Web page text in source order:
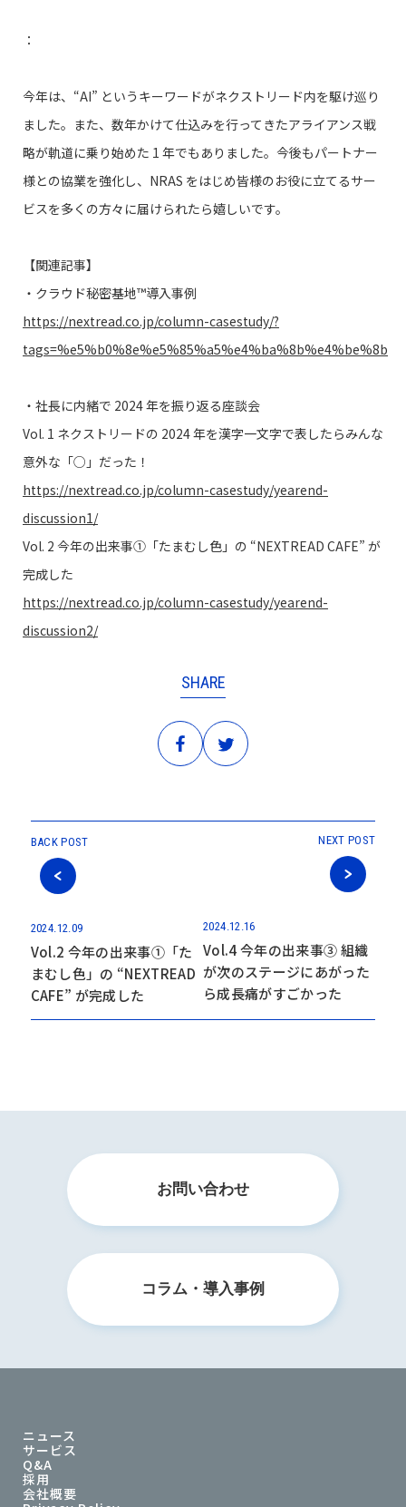
：
今年は、“AI” というキーワードがネクストリード内を駆け巡り
ました。また、数年かけて仕込みを行ってきたアライアンス戦
略が軌道に乗り始めた 1 年でもありました。今後もパートナー
様との協業を強化し、NRAS をはじめ皆様のお役に立てるサー
ビスを多くの方々に届けられたら嬉しいです。
【関連記事】
・クラウド秘密基地™導入事例
https://nextread.co.jp/column-casestudy/?
tags=%e5%b0%8e%e5%85%a5%e4%ba%8b%e4%be%8b
・社長に内緒で 2024 年を振り返る座談会
Vol. 1 ネクストリードの 2024 年を漢字一文字で表したらみんな
意外な「○」だった！
https://nextread.co.jp/column-casestudy/yearend-
discussion1/
Vol. 2 今年の出来事➀「たまむし色」の “NEXTREAD CAFE” が
完成した
https://nextread.co.jp/column-casestudy/yearend-
discussion2/
SHARE
BACK POST
2024.12.09
Vol.2 今年の出来事➀「た
まむし色」の “NEXTREAD
CAFE” が完成した
NEXT POST
2024.12.16
Vol.4 今年の出来事③ 組織
が次のステージにあがった
ら成長痛がすごかった
お問い合わせ
コラム・導入事例
ニュース
サービス
Q&A
採用
会社概要